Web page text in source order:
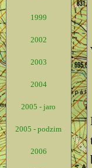
1999
2002
2003
2004
2005 - jaro
2005 - podzim
2006